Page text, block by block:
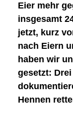
Eier mehr
insgesamt
jetzt, kurz
nach Eiern
haben wir
gesetzt:
Hennen